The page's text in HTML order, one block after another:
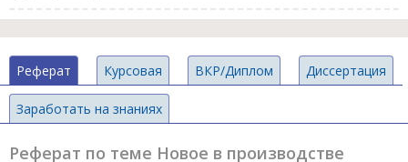
Реферат Курсовая ВКР/Диплом Диссертация
Заработать на знаниях
Реферат по теме Новое в производстве